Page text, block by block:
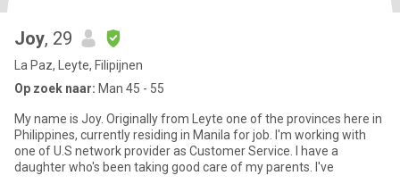
Joy, 29
La Paz, Leyte, Filipijnen
Op zoek naar: Man 45 - 55
My name is Joy. Originally from Leyte one of the provinces here in
Philippines, currently residing in Manila for job. I'm working with
one of U.S network provider as Customer Service. I have a
daughter who's been taking good care of my parents. I've